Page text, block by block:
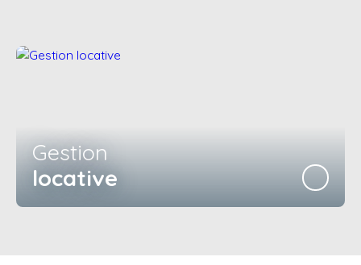
Gestion
locative